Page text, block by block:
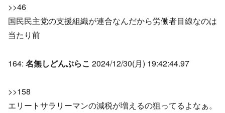
>>46
国民民主党の支援組織が連合なんだから労働者目線なのは
当たり前
164: 名無しどんぶらこ 2024/12/30(月) 19:42:44.97
>>158
エリートサラリーマンの減税が増えるの狙ってるよなぁ。